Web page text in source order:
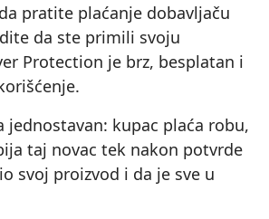
pratite plaćanje dobavljaču
da ste primili svoju
Protection je brz, besplatan i
jednostavan: kupac plaća robu,
taj novac tek nakon potvrde
svoj proizvod i da je sve u